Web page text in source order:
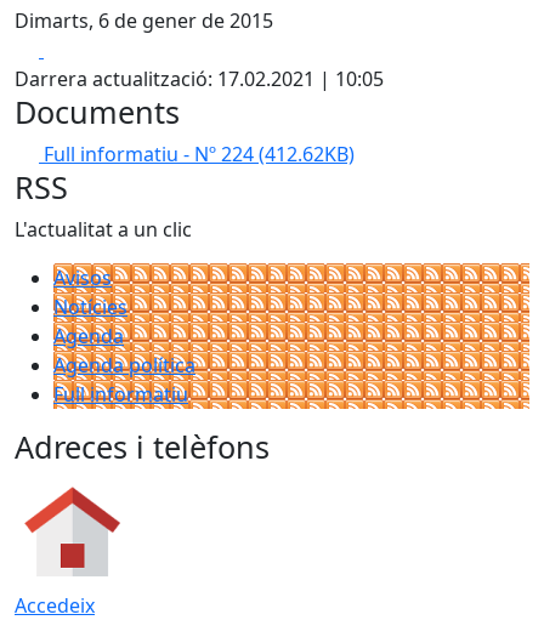
Dimarts, 6 de gener de 2015
Darrera actualització: 17.02.2021 | 10:05
Documents
Full informatiu - Nº 224(412.62KB)
RSS
L'actualitat a un clic
Avisos
Notícies
Agenda
Agenda política
Full informatiu
Adreces i telèfons
Accedeix